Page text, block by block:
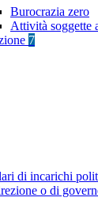
Burocrazia zero
Attività soggette
7
di incarichi
o di